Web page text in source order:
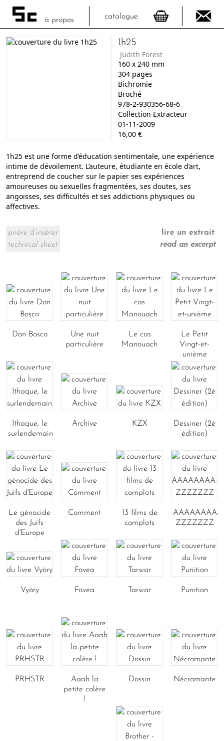
à propos catalogue
1h25
Judith Forest
160x 240mm
304pages
Bichromie
Broché
978-2-930356-68-6
Collection Extracteur
01-11-2009
16,00€
1h25 est une forme d’éducation sentimentale, une expérience
intime de dévoilement. L’auteure, étudiante en école d’art,
entreprend de coucher sur le papier ses expériences
amoureuses ou sexuelles fragmentées, ses doutes, ses
angoisses, ses difficultés et ses addictions physiques ou
affectives.
prière d’insérer
technical sheet
lire un extrait
read an excerpt
Don Bosco
Une nuit
particulière
Le cas
Manouach
Le Petit
Vingt-et-
unième
Ithaque, le
surlendemain
Archive KZX
Dessiner (2è
édition)
Le génocide
des Juifs
d'Europe
Comment
13 films de
complots
AAAAAAAA-
ZZZZZZZ
Vyöry Fovea Tarwar Punition
PRHSTR
Aaah la
petite colère
!
Dossin Nécromante